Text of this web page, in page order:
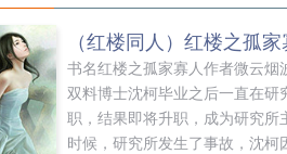
书名红楼之孤家寡人作者微云烟
双料博士沈柯毕业之后一直在研
职，结果即将升职，成为研究所
时候，研究所发生了事故，沈柯